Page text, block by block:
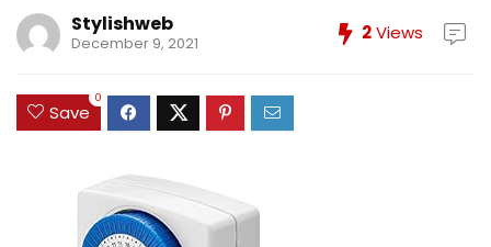
Stylishweb
December 9, 2021 2Views
Save
0